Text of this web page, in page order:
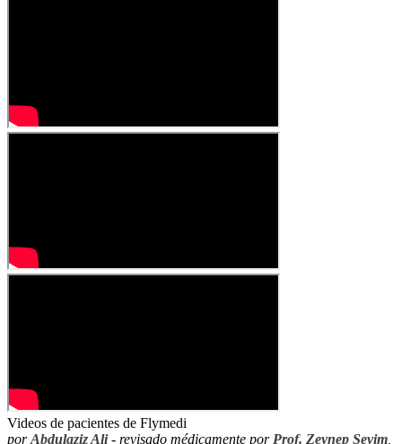
Videos de pacientes de Flymedi
porAbdulaziz Ali- revisado médicamente por Prof. Zeynep Sevim